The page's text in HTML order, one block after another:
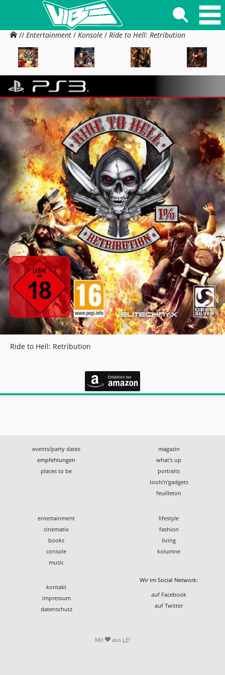
// Entertainment / Konsole / Ride to Hell: Retribution
Ride to Hell: Retribution
events/party dates
empfehlungen
places to be
magazin
what's up
portraits
tools'n'gadgets
feuilleton
entertainment
cinematix
books
console
music
lifestyle
fashion
living
kolumne
kontakt
impressum
datenschutz
Wir im Social Network:
auf Facebook
auf Twitter
Mit aus LE!